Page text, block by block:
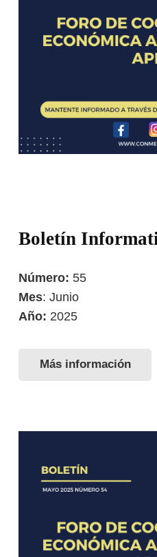
Boletín
Número: 55
Mes: Junio
Año: 2025
Más información